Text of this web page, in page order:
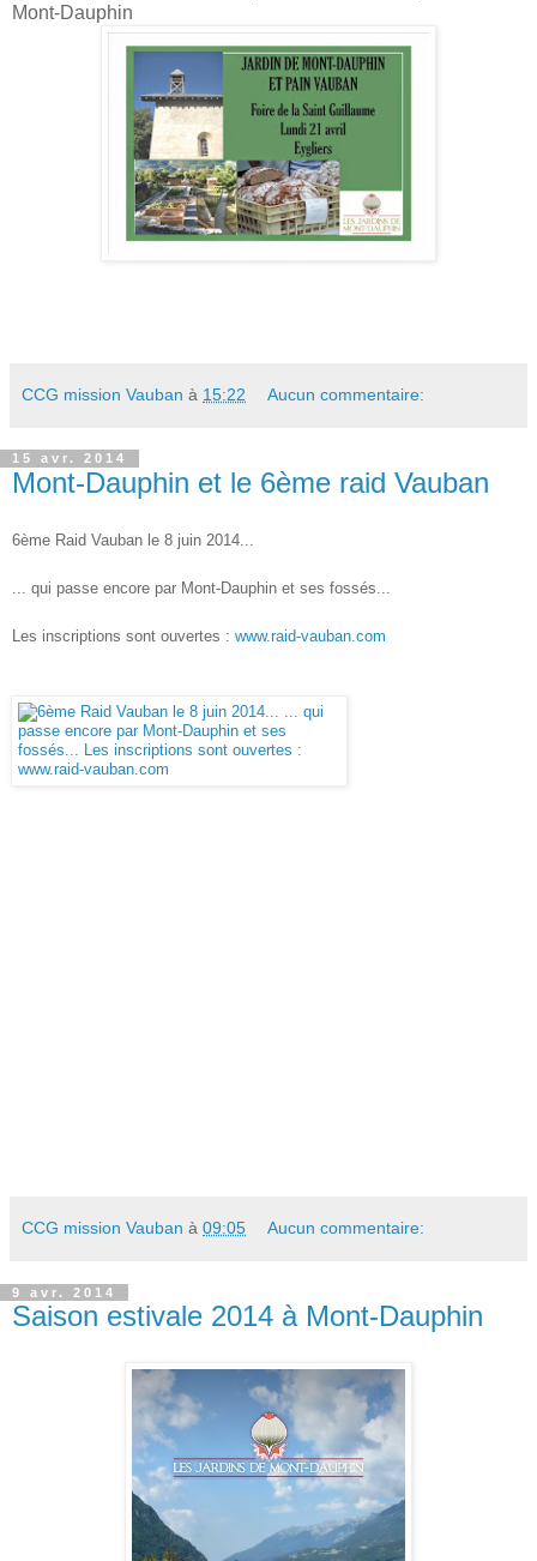
Mont-Dauphin
CCG mission Vauban à 15:22 Aucun commentaire:
15 avr. 2014
Mont-Dauphin et le 6ème raid Vauban
6ème Raid Vauban le 8 juin 2014...
... qui passe encore par Mont-Dauphin et ses fossés...
Les inscriptions sont ouvertes : www.raid-vauban.com
CCG mission Vauban à 09:05 Aucun commentaire:
9 avr. 2014
Saison estivale 2014 à Mont-Dauphin